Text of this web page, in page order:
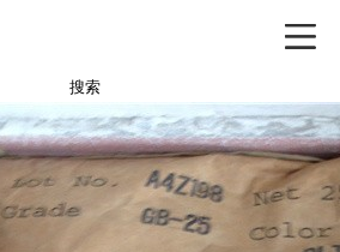
搜索